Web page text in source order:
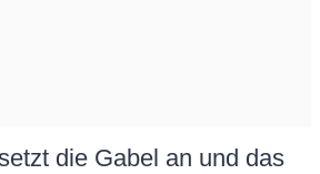
die Gabel an und das